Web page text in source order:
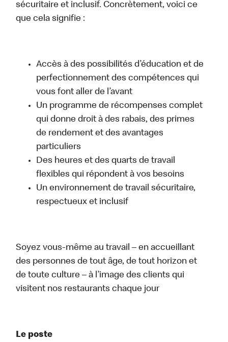
sécuritaire et inclusif. Concrètement, voici ce
que cela signifie :
Accès à des possibilités d’éducation et de
perfectionnement des compétences qui
vous font aller de l’avant
Un programme de récompenses complet
qui donne droit à des rabais, des primes
de rendement et des avantages
particuliers
Des heures et des quarts de travail
flexibles qui répondent à vos besoins
Un environnement de travail sécuritaire,
respectueux et inclusif
Soyez vous-même au travail – en accueillant
des personnes de tout âge, de tout horizon et
de toute culture – à l’image des clients qui
visitent nos restaurants chaque jour
Le poste